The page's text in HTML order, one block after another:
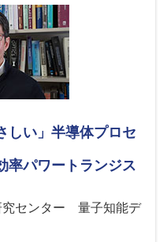
しい」半導体プロセ
率パワートランジス
究センター 量子知能デ